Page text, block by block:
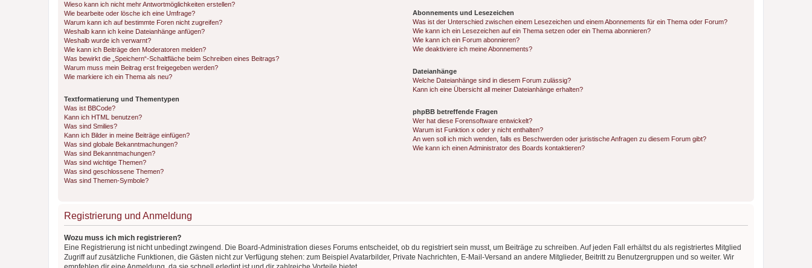
Wieso kann ich nicht mehr Antwortmöglichkeiten erstellen?
Wie bearbeite oder lösche ich eine Umfrage?
Warum kann ich auf bestimmte Foren nicht zugreifen?
Weshalb kann ich keine Dateianhänge anfügen?
Weshalb wurde ich verwarnt?
Wie kann ich Beiträge den Moderatoren melden?
Was bewirkt die „Speichern“-Schaltfläche beim Schreiben eines Beitrags?
Warum muss mein Beitrag erst freigegeben werden?
Wie markiere ich ein Thema als neu?
Textformatierung und Thementypen
Was ist BBCode?
Kann ich HTML benutzen?
Was sind Smilies?
Kann ich Bilder in meine Beiträge einfügen?
Was sind globale Bekanntmachungen?
Was sind Bekanntmachungen?
Was sind wichtige Themen?
Was sind geschlossene Themen?
Was sind Themen-Symbole?
Abonnements und Lesezeichen
Was ist der Unterschied zwischen einem Lesezeichen und einem Abonnements für ein Thema oder Forum?
Wie kann ich ein Lesezeichen auf ein Thema setzen oder ein Thema abonnieren?
Wie kann ich ein Forum abonnieren?
Wie deaktiviere ich meine Abonnements?
Dateianhänge
Welche Dateianhänge sind in diesem Forum zulässig?
Kann ich eine Übersicht all meiner Dateianhänge erhalten?
phpBB betreffende Fragen
Wer hat diese Forensoftware entwickelt?
Warum ist Funktion x oder y nicht enthalten?
An wen soll ich mich wenden, falls es Beschwerden oder juristische Anfragen zu diesem Forum gibt?
Wie kann ich einen Administrator des Boards kontaktieren?
Registrierung und Anmeldung
Wozu muss ich mich registrieren?
Eine Registrierung ist nicht unbedingt zwingend. Die Board-Administration dieses Forums entscheidet, ob du registriert sein musst, um Beiträge zu schreiben. Auf jeden Fall erhältst du als registriertes Mitglied
Zugriff auf zusätzliche Funktionen, die Gästen nicht zur Verfügung stehen: zum Beispiel Avatarbilder, Private Nachrichten, E-Mail-Versand an andere Mitglieder, Beitritt zu Benutzergruppen und so weiter. Wir